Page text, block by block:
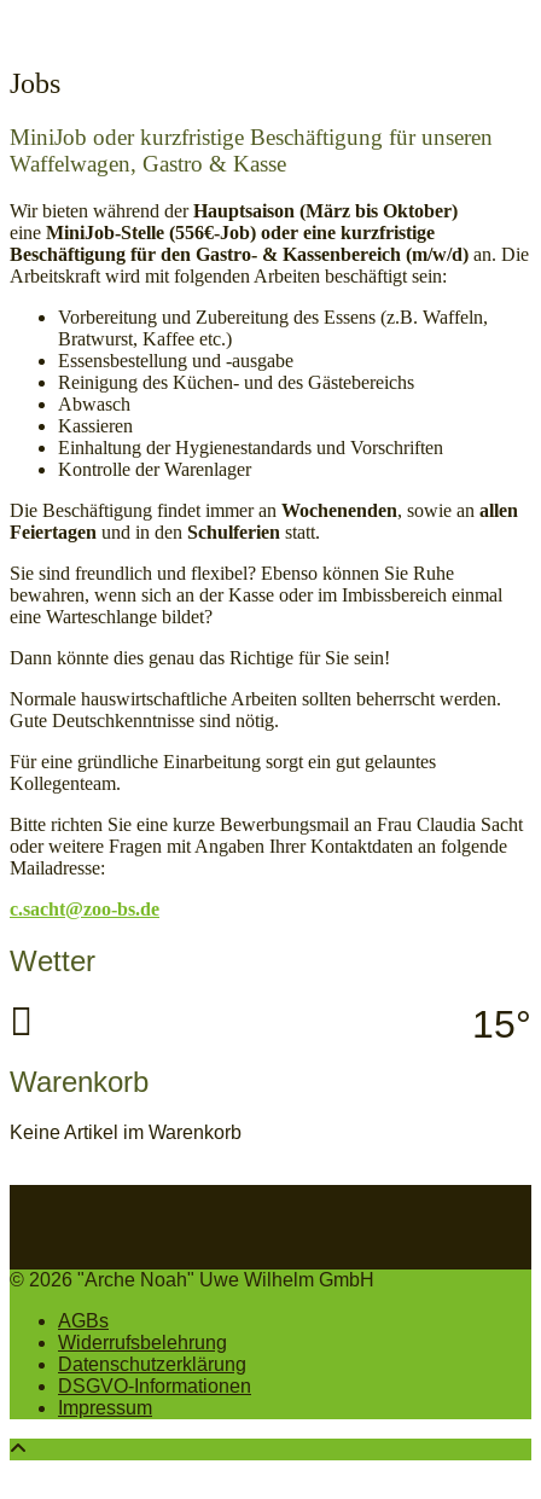
Jobs
MiniJob oder kurzfristige Beschäftigung für unseren
Waffelwagen, Gastro & Kasse
Wir bieten während derHauptsaison (März bis Oktober)
eine MiniJob-Stelle (556€-Job) oder eine kurzfristige
Beschäftigung für den Gastro- & Kassenbereich (m/w/d) an. Die
Arbeitskraft wird mit folgenden Arbeiten beschäftigt sein:
Vorbereitung und Zubereitung des Essens (z.B. Waffeln,
Bratwurst, Kaffee etc.)
Essensbestellung und -ausgabe
Reinigung des Küchen- und des Gästebereichs
Abwasch
Kassieren
Einhaltung der Hygienestandards und Vorschriften
Kontrolle der Warenlager
Die Beschäftigung findet immer an Wochenenden, sowie an allen
Feiertagen und in den Schulferien statt.
Sie sind freundlich und flexibel? Ebenso können Sie Ruhe
bewahren, wenn sich an der Kasse oder im Imbissbereich einmal
eine Warteschlange bildet?
Dann könnte dies genau das Richtige für Sie sein!
Normale hauswirtschaftliche Arbeiten sollten beherrscht werden.
Gute Deutschkenntnisse sind nötig.
Für eine gründliche Einarbeitung sorgt ein gut gelauntes
Kollegenteam.
Bitte richten Sie eine kurze Bewerbungsmail an Frau Claudia Sacht
oder weitere Fragen mit Angaben Ihrer Kontaktdaten an folgende
Mailadresse:
c.sacht@zoo-bs.de
Wetter
15°
Warenkorb
Keine Artikel im Warenkorb
© 2026 "Arche Noah" Uwe Wilhelm GmbH
AGBs
Widerrufsbelehrung
Datenschutzerklärung
DSGVO-Informationen
Impressum